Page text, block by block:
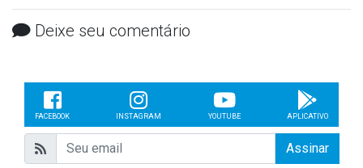
Deixe seu comentário
FACEBOOK INSTAGRAM YOUTUBE APLICATIVO
Assinar